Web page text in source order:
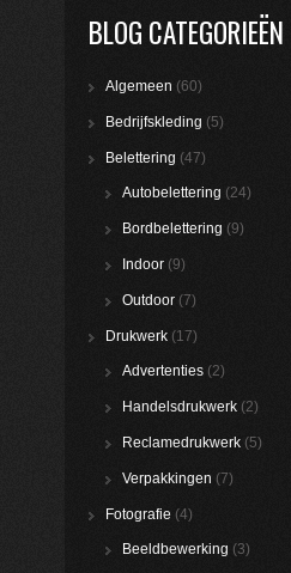
BLOG CATEGORIEËN
Algemeen (60)
Bedrijfskleding (5)
Belettering (47)
Autobelettering (24)
Bordbelettering (9)
Indoor (9)
Outdoor (7)
Drukwerk (17)
Advertenties (2)
Handelsdrukwerk (2)
Reclamedrukwerk (5)
Verpakkingen (7)
Fotografie (4)
Beeldbewerking (3)